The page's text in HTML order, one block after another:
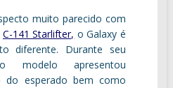
muito parecido com
C-141 Starlifter, o Galaxy é
diferente. Durante seu
o modelo apresentou
do esperado bem como